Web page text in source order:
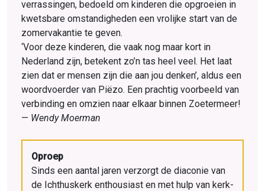
verrassingen, bedoeld om kinderen die opgroeien in
kwetsbare omstandigheden een vrolijke start van de
zomervakantie te geven.
‘Voor deze kinderen, die vaak nog maar kort in
Nederland zijn, betekent zo’n tas heel veel. Het laat
zien dat er mensen zijn die aan jou denken’, aldus een
woordvoerder van Piëzo. Een prachtig voorbeeld van
verbinding en omzien naar elkaar binnen Zoetermeer!
— Wendy Moerman
Oproep
Sinds een aantal jaren verzorgt de diaconie van
de Ichthuskerk enthousiast en met hulp van kerk­